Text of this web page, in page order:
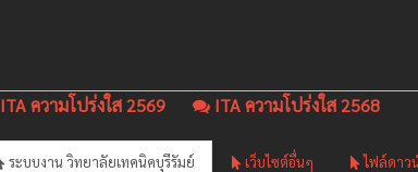
ITA ความโปร่งใส 2569 ITA ความโปร่งใส 2568
ระบบงาน วิทยาลัยเทคนิคบุรีรัมย์ เว็บไซต์อื่นๆ ไฟล์ดาว